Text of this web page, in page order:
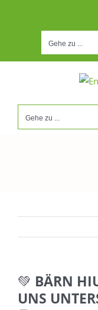
Gehe zu ...
Gehe zu ...
💚 BÄRN
UNS